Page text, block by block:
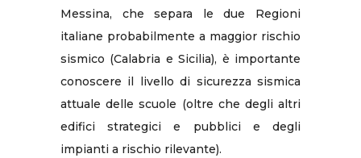
Messina, che separa le due Regioni
italiane probabilmente a maggior rischio
sismico (Calabria e Sicilia), è importante
conoscere il livello di sicurezza sismica
attuale delle scuole (oltre che degli altri
edifici strategici e pubblici e degli
impianti a rischio rilevante).